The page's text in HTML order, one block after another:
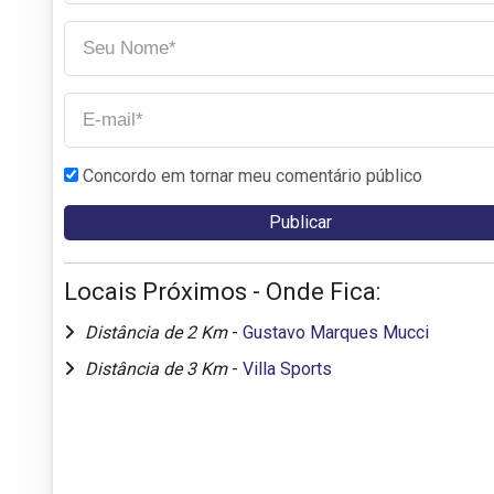
Concordo em tornar meu comentário público
Locais Próximos - Onde Fica:
Distância de 2 Km - Gustavo Marques Mucci
Distância de 3 Km - Villa Sports